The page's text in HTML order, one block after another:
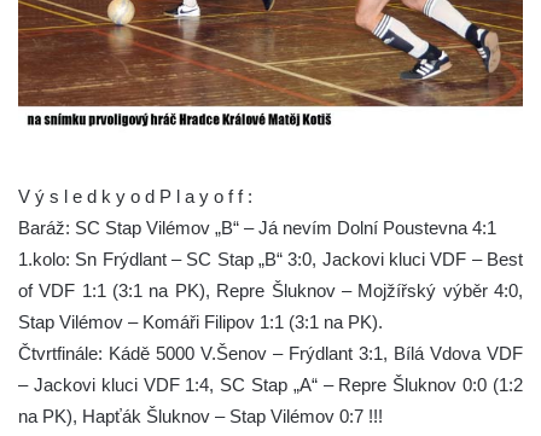
V ý s l e d k y o d P l a y o f f :
Baráž: SC Stap Vilémov „B“ – Já nevím Dolní Poustevna 4:1
1.kolo: Sn Frýdlant – SC Stap „B“ 3:0, Jackovi kluci VDF – Best
of VDF 1:1 (3:1 na PK), Repre Šluknov – Mojžířský výběr 4:0,
Stap Vilémov – Komáři Filipov 1:1 (3:1 na PK).
Čtvrtfinále: Kádě 5000 V.Šenov – Frýdlant 3:1, Bílá Vdova VDF
– Jackovi kluci VDF 1:4, SC Stap „A“ – Repre Šluknov 0:0 (1:2
na PK), Hapťák Šluknov – Stap Vilémov 0:7 !!!